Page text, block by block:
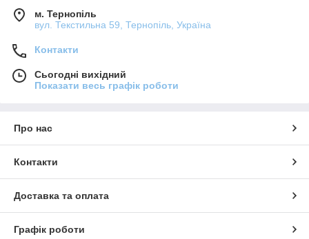
м. Тернопіль
вул. Текстильна 59, Тернопіль, Україна
Контакти
Сьогодні вихідний
Показати весь графік роботи
Про нас
Контакти
Доставка та оплата
Графік роботи